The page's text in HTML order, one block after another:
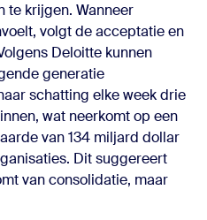
te krijgen. Wanneer
volgt de acceptatie en
Deloitte kunnen
generatie
schatting elke week drie
wat neerkomt op een
van 134 miljard dollar
Dit suggereert
van consolidatie, maar